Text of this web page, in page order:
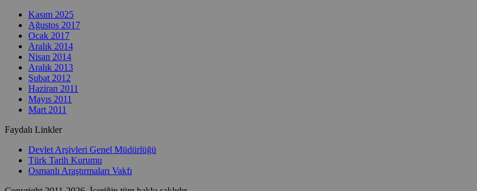
Kasım 2025
Ağustos 2017
Ocak 2017
Aralık 2014
Nisan 2014
Aralık 2013
Şubat 2012
Haziran 2011
Mayıs 2011
Mart 2011
Faydalı Linkler
Devlet Arşivleri Genel Müdürlüğü
Türk Tarih Kurumu
Osmanlı Araştırmaları Vakfı